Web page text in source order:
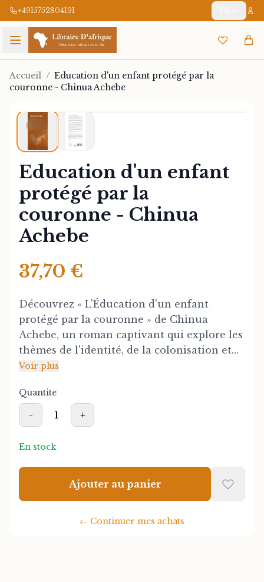
+4915752804191
Accueil / Education d'un enfant protégé par la
couronne - Chinua Achebe
1 2
Education d'un enfant
protégé par la
couronne - Chinua
Achebe
37,70 €
Découvrez « L'Éducation d'un enfant
protégé par la couronne » de Chinua
Achebe, un roman captivant qui explore les
thèmes de l'identité, de la colonisation et
de la transformation culturelle. À travers le
tisse une narrative riche et nuancée qui
interroge les dynamiques de pouvoir et
d'influence entre tradition et modernité.
africaine contemporaine offre une
perspective profonde sur les impacts de
l'histoire coloniale et ses conséquences
durables sur les générations successives. Le
Voir plus
Quantite
- 1 +
En stock
Ajouter au panier
← Continuer mes achats